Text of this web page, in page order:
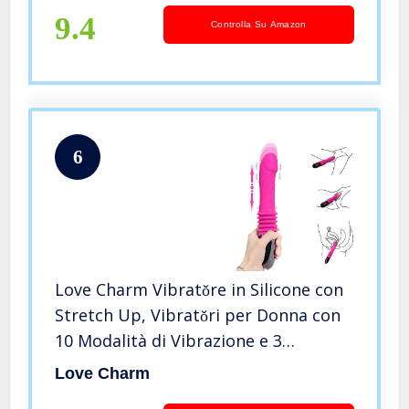
9.4 Controlla Su Amazon
6
Love Charm Vibratǒre in Silicone con
Stretch Up, Vibratǒri per Donna con
10 Modalità di Vibrazione e 3
Stretching Mode, Massaggiatore
Love Charm